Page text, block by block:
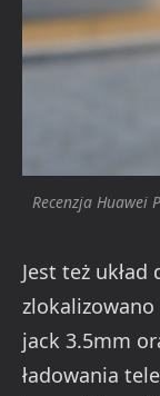
Recenzja Huawei
Jest też
zlokalizowano
jack 3.5mm
ładowania